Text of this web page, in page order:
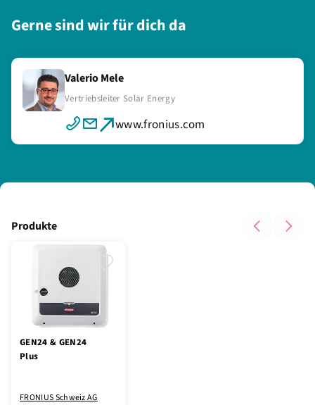
Gerne sind wir für dich da
Valerio Mele
Vertriebsleiter Solar Energy
www.fronius.com
GEN24 & GEN24
Plus
FRONIUS Schweiz AG
Produkte